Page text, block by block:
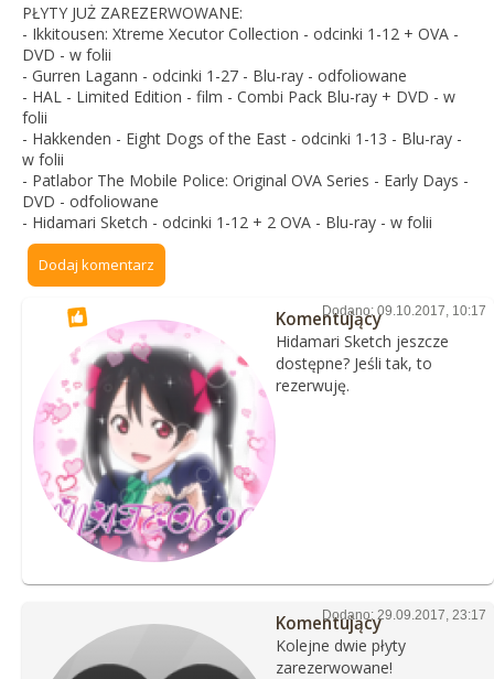
PŁYTY JUŻ ZAREZERWOWANE:
- Ikkitousen: Xtreme Xecutor Collection - odcinki 1-12 + OVA -
DVD - w folii
- Gurren Lagann - odcinki 1-27 - Blu-ray - odfoliowane
- HAL - Limited Edition - film - Combi Pack Blu-ray + DVD - w
folii
- Hakkenden - Eight Dogs of the East - odcinki 1-13 - Blu-ray -
w folii
- Patlabor The Mobile Police: Original OVA Series - Early Days -
DVD - odfoliowane
- Hidamari Sketch - odcinki 1-12 + 2 OVA - Blu-ray - w folii
Dodaj komentarz
Dodano: 09.10.2017, 10:17
Komentujący
Hidamari Sketch jeszcze
dostępne? Jeśli tak, to
rezerwuję.
Dodano: 29.09.2017, 23:17
Komentujący
Kolejne dwie płyty
zarezerwowane!